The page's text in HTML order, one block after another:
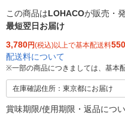
この商品はLOHACOが販売・
最短翌日お届け
3,780円(税込)以上で基本配送料550
配送料について
※一部の商品につきましては、基本
在庫確認住所：東京都にお届け
賞味期限/使用期限・返品につ